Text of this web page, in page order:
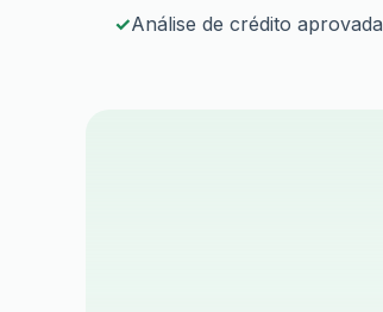
Análise de crédito aprovada